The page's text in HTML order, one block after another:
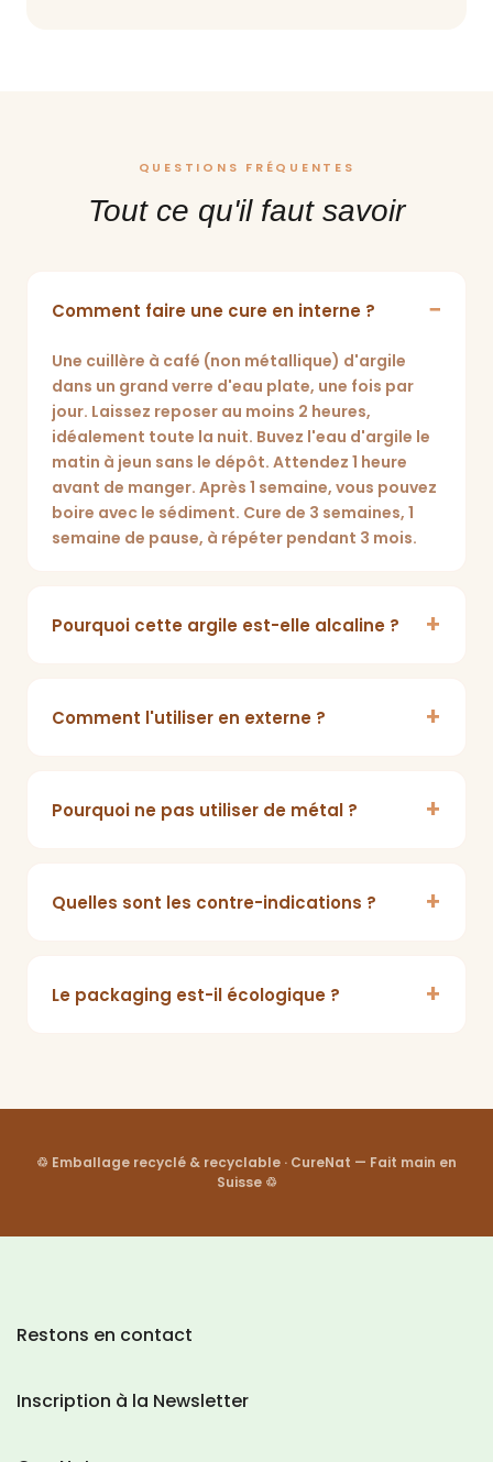
QUESTIONS FRÉQUENTES
Tout ce qu'il faut savoir
Comment faire une cure en interne ?
Une cuillère à café (non métallique) d'argile
dans un grand verre d'eau plate, une fois par
jour. Laissez reposer au moins 2 heures,
idéalement toute la nuit. Buvez l'eau d'argile le
matin à jeun sans le dépôt. Attendez 1 heure
avant de manger. Après 1 semaine, vous pouvez
boire avec le sédiment. Cure de 3 semaines, 1
semaine de pause, à répéter pendant 3 mois.
Pourquoi cette argile est-elle alcaline ?
Comment l'utiliser en externe ?
Pourquoi ne pas utiliser de métal ?
Quelles sont les contre-indications ?
Le packaging est-il écologique ?
♲ Emballage recyclé & recyclable · CureNat — Fait main en
Suisse ♲
Restons en contact
Inscription à la Newsletter